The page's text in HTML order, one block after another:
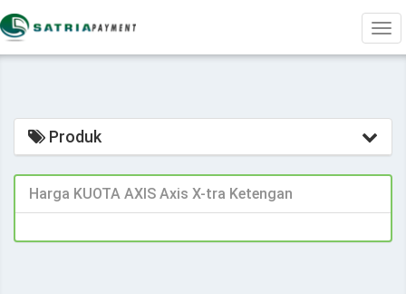
Produk
Harga KUOTA AXIS Axis X-tra Ketengan